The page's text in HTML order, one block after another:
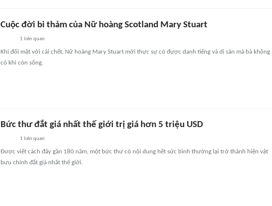
Cuộc đời bi thảm của Nữ hoàng Scotland Mary Stuart
1 liên quan
Khi đối mặt với cái chết, Nữ hoàng Mary Stuart mới thực sự có được danh tiếng và di sản mà bà không
có khi còn sống.
Bức thư đắt giá nhất thế giới trị giá hơn 5 triệu USD
1 liên quan
Được viết cách đây gần 180 năm, một bức thư có nội dung hết sức bình thường lại trở thành hiện vật
bưu chính đắt giá nhất thế giới.